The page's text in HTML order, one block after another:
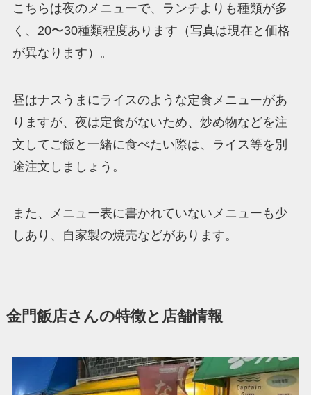
こちらは夜のメニューで、ランチよりも種類が多
く、20〜30種類程度あります（写真は現在と価格
が異なります）。
昼はナスうまにライスのような定食メニューがあ
りますが、夜は定食がないため、炒め物などを注
文してご飯と一緒に食べたい際は、ライス等を別
途注文しましょう。
また、メニュー表に書かれていないメニューも少
しあり、自家製の焼売などがあります。
金門飯店さんの特徴と店舗情報